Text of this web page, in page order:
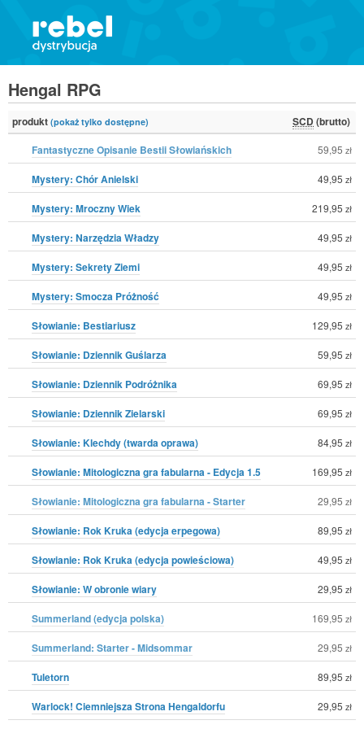
Hengal RPG
produkt (pokaż tylko dostępne) SCD (brutto)
Fantastyczne Opisanie Bestii Słowiańskich
59,95 zł
Mystery: Chór Anielski 49,95 zł
Mystery: Mroczny Wiek 219,95 zł
Mystery: Narzędzia Władzy 49,95 zł
Mystery: Sekrety Ziemi 49,95 zł
Mystery: Smocza Próżność 49,95 zł
Słowianie: Bestiariusz 129,95 zł
Słowianie: Dziennik Guślarza 59,95 zł
Słowianie: Dziennik Podróżnika 69,95 zł
Słowianie: Dziennik Zielarski 69,95 zł
Słowianie: Klechdy (twarda oprawa) 84,95 zł
Słowianie: Mitologiczna gra fabularna - Edycja 1.5 169,95 zł
Słowianie: Mitologiczna gra fabularna - Starter 29,95 zł
Słowianie: Rok Kruka (edycja erpegowa) 89,95 zł
Słowianie: Rok Kruka (edycja powieściowa) 49,95 zł
Słowianie: W obronie wiary 29,95 zł
Summerland (edycja polska) 169,95 zł
Summerland: Starter - Midsommar 29,95 zł
Tuletorn 89,95 zł
Warlock! Ciemniejsza Strona Hengaldorfu 29,95 zł